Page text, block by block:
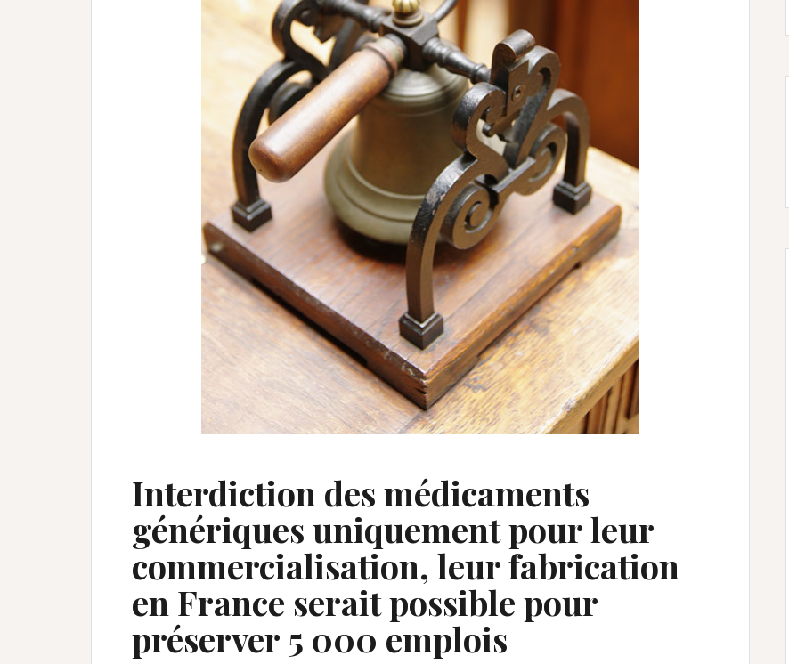
Interdiction des médicaments
génériques uniquement pour leur
commercialisation, leur fabrication
en France serait possible pour
préserver 5 000 emplois